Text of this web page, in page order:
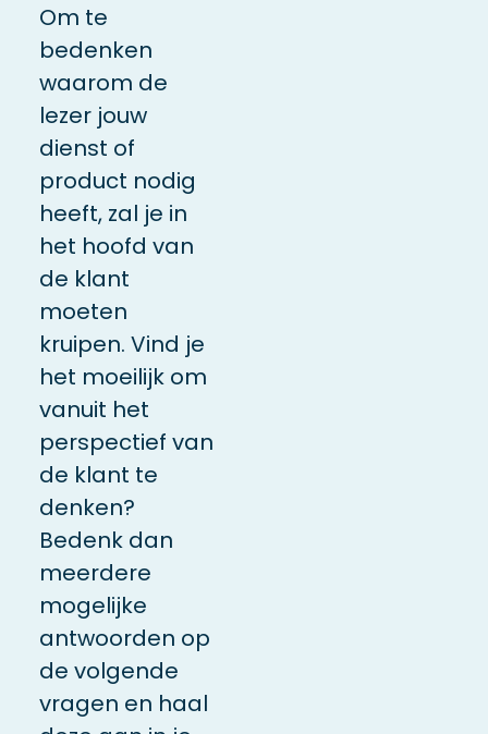
Om te
bedenken
waarom de
lezer jouw
dienst of
product nodig
heeft, zal je in
het hoofd van
de klant
moeten
kruipen. Vind je
het moeilijk om
vanuit het
perspectief van
de klant te
denken?
Bedenk dan
meerdere
mogelijke
antwoorden op
de volgende
vragen en haal